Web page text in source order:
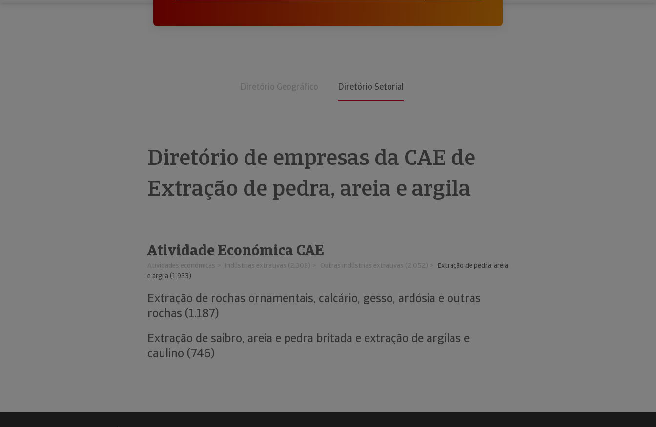
seus clientes.
Diretório Geográfico Diretório Setorial
Diretório de empresas da CAE de
Extração de pedra, areia e argila
Atividade Económica CAE
Atividades económicas Indústrias extrativas (2.308) Outras indústrias extrativas (2.052)
Extração de pedra, areia
e argila (1.933)
Extração de rochas ornamentais, calcário, gesso, ardósia e outras
rochas (1.187)
Extração de saibro, areia e pedra britada e extração de argilas e
caulino (746)